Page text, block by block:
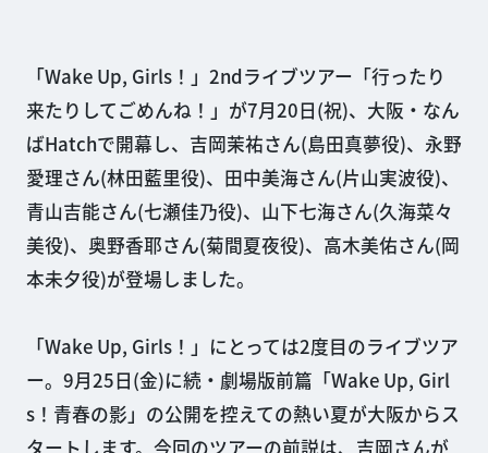
「Wake Up, Girls！」2ndライブツアー「行ったり
来たりしてごめんね！」が7月20日(祝)、大阪・なん
ばHatchで開幕し、吉岡茉祐さん(島田真夢役)、永野
愛理さん(林田藍里役)、田中美海さん(片山実波役)、
青山吉能さん(七瀬佳乃役)、山下七海さん(久海菜々
美役)、奥野香耶さん(菊間夏夜役)、高木美佑さん(岡
本未夕役)が登場しました。
「Wake Up, Girls！」にとっては2度目のライブツア
ー。9月25日(金)に続・劇場版前篇「Wake Up, Girl
s！青春の影」の公開を控えての熱い夏が大阪からス
タートします。今回のツアーの前説は、吉岡さんが